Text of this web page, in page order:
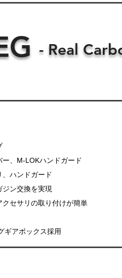
- Real
ー、M-LOKハンドガード
、ハンドガード
ジン交換を実現
クセサリの取り付けが簡単
ギアボックス採用